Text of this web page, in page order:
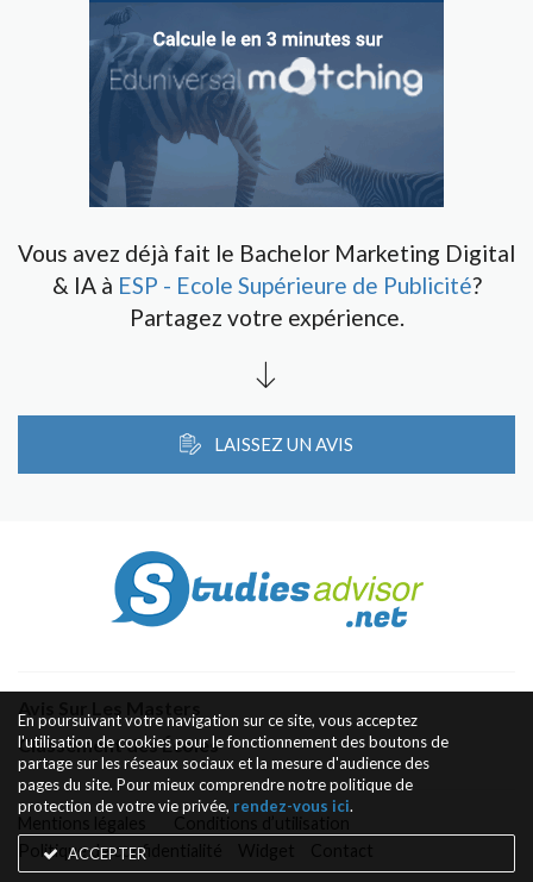
Vous avez déjà fait le Bachelor Marketing Digital
& IA à ESP - Ecole Supérieure de Publicité?
Partagez votre expérience.
LAISSEZ UN AVIS
Classement des Écoles
Politique de confidentialité
En poursuivant votre navigation sur ce site, vous acceptez
l'utilisation de cookies pour le fonctionnement des boutons de
partage sur les réseaux sociaux et la mesure d'audience des
pages du site. Pour mieux comprendre notre politique de
protection de votre vie privée, rendez-vous ici.
ACCEPTER